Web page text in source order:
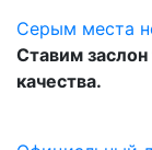
Серым места
Ставим заслон
качества.